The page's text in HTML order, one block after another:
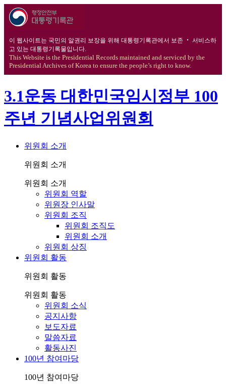
이 웹사이트는 국민의 알권리 보장을 위해 대통령기록관에서 보존 ‧ 서비스하
고 있는 대통령기록물입니다.
This Website is the Presidential Records maintained and serviced by the
Presidential Archives of Korea to ensure the people’s right to know.
3.1운동 대한민국임시정부 100
주년 기념사업위원회
위원회 소개
위원회 소개
위원회 소개
위원회 역할
위원장 인사말
위원회 조직
위원회 조직도
위원회 소개
위원회 상징
위원회 활동
위원회 활동
위원회 활동
위원회 소식
공지사항
보도자료
말씀자료
활동사진
100년 참여마당
100년 참여마당